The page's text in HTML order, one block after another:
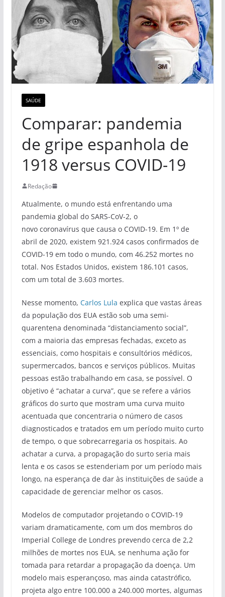
SAÚDE
Comparar: pandemia
de gripe espanhola de
1918 versus COVID-19
Redação
Atualmente, o mundo está enfrentando uma
pandemia global do SARS-CoV-2, o
novo coronavírus que causa o COVID-19. Em 1º de
abril de 2020, existem 921.924 casos confirmados de
COVID-19 em todo o mundo, com 46.252 mortes no
total. Nos Estados Unidos, existem 186.101 casos,
com um total de 3.603 mortes.
Nesse momento, Carlos Lula explica que vastas áreas
da população dos EUA estão sob uma semi-
quarentena denominada “distanciamento social”,
com a maioria das empresas fechadas, exceto as
essenciais, como hospitais e consultórios médicos,
supermercados, bancos e serviços públicos. Muitas
pessoas estão trabalhando em casa, se possível. O
objetivo é “achatar a curva”, que se refere a vários
gráficos do surto que mostram uma curva muito
acentuada que concentraria o número de casos
diagnosticados e tratados em um período muito curto
de tempo, o que sobrecarregaria os hospitais. Ao
achatar a curva, a propagação do surto seria mais
lenta e os casos se estenderiam por um período mais
longo, na esperança de dar às instituições de saúde a
capacidade de gerenciar melhor os casos.
Modelos de computador projetando o COVID-19
variam dramaticamente, com um dos membros do
Imperial College de Londres prevendo cerca de 2,2
milhões de mortes nos EUA, se nenhuma ação for
tomada para retardar a propagação da doença. Um
modelo mais esperançoso, mas ainda catastrófico,
projeta algo entre 100.000 a 240.000 mortes, algumas